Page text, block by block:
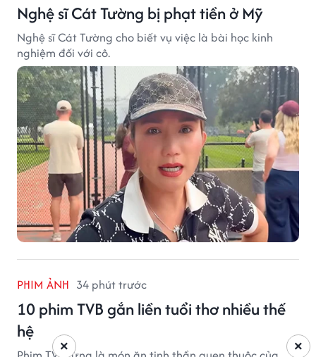
Nghệ sĩ Cát Tường bị phạt tiền ở Mỹ
Nghệ sĩ Cát Tường cho biết vụ việc là bài học kinh
nghiệm đối với cô.
PHIM ẢNH 34 phút trước
10 phim TVB gắn liền tuổi thơ nhiều thế
hệ
×
×